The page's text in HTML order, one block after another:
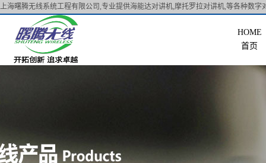
上海曙腾无线系统工程有限公司,专业提供海能达对讲机,摩托罗拉对讲机,等各种数字
首页